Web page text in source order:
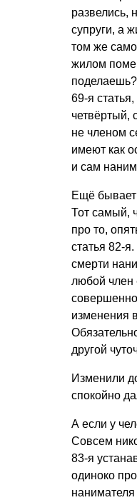
развелись,
супруги, а
том же
жилом
69-я статья,
четвёртый,
не членом
имеют как
и сам
Ещё
Тот самый,
про то,
статья 82-
смерти
любой член
изменения
другой
Изменили
спокойно
А если у
Совсем
83-я
одиноко
нанимателя